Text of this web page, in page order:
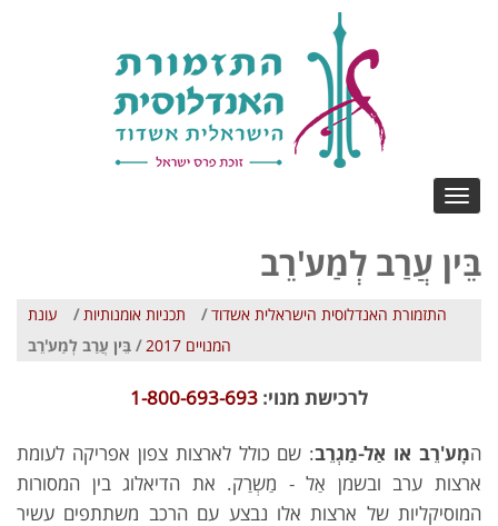
Toggle
navigation
בֵּין עֲרַב לְמַע'רֵב
התזמורת האנדלוסית הישראלית אשדוד/ תכניות אומנותיות/
עונת
המנויים 2017
/ בֵּין עֲרַב לְמַע'רֵב
לרכישת מנוי: 1-800-693-693
המָע'רֵב או אַל-מַגְרֵב: שם כולל לארצות צפון אפריקה לעומת
ארצות ערב ובשמן אַל - מַשְרַק. את הדיאלוג בין המסורות
המוסיקליות של ארצות אלו נבצע עם הרכב משתתפים עשיר